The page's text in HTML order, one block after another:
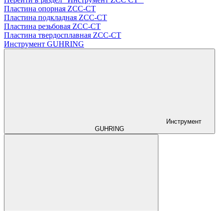
Пластина опорная ZCC-CT
Пластина подкладная ZCC-CT
Пластина резьбовая ZCC-CT
Пластина твердосплавная ZCC-CT
Инструмент GUHRING
Инструмент
GUHRING